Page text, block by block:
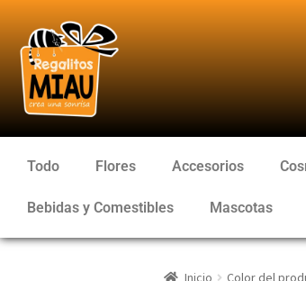
Todo Flores Accesorios
Bebidas y Comestibles Mascotas
Inicio Color del